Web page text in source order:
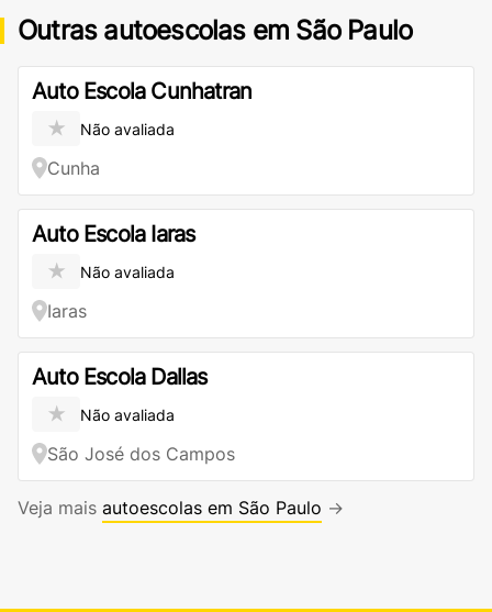
Outras autoescolas em São Paulo
Auto Escola Cunhatran
★ Não avaliada
Cunha
Auto Escola Iaras
★ Não avaliada
Iaras
Auto Escola Dallas
★ Não avaliada
São José dos Campos
Veja mais autoescolas em São Paulo →